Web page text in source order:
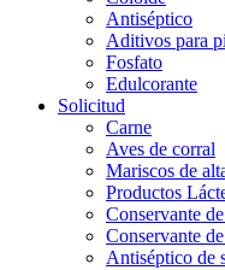
Antiséptico
Aditivos para
Fosfato
Edulcorante
Solicitud
Carne
Aves de corral
Mariscos de
Productos
Conservante
Conservante
Antiséptico de